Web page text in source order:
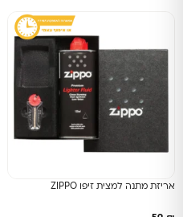
אריזת מתנה למצית זיפו ZIPPO